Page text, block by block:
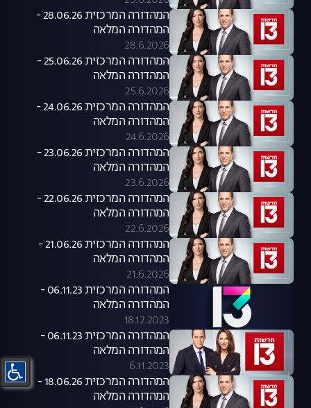
המהדורה המרכזית 28.06.26 -
המהדורה המלאה
28.6.2026
המהדורה המרכזית 25.06.26 -
המהדורה המלאה
25.6.2026
המהדורה המרכזית 24.06.26 -
המהדורה המלאה
24.6.2026
המהדורה המרכזית 23.06.26 -
המהדורה המלאה
23.6.2026
המהדורה המרכזית 22.06.26 -
המהדורה המלאה
22.6.2026
המהדורה המרכזית 21.06.26 -
המהדורה המלאה
21.6.2026
המהדורה המרכזית 06.11.23 -
המהדורה המלאה
18.12.2023
המהדורה המרכזית 06.11.23 -
המהדורה המלאה
6.11.2023
המהדורה המרכזית 18.06.26 -
המהדורה המלאה